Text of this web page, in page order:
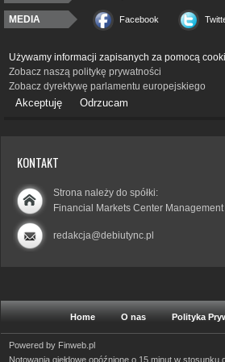
MEDIA Facebook
Używamy informacji zapisanych za pomocą
Zobacz naszą politykę prywatności
Zobacz dyrektywę parlamentu europejskiego
Akceptuję Odrzucam
KONTAKT
Strona należy do spółki:
Financial Markets Center
redakcja@debiutync.pl
Home O nas Polityka
Powered by Finweb.pl
Notowania giełdowe opóźnione o 15 minut w